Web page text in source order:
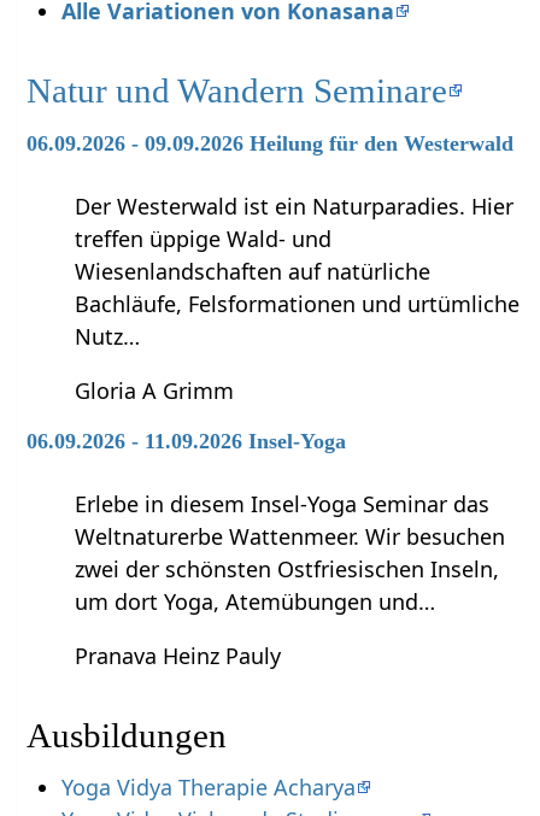
Alle Variationen von Konasana
Natur und Wandern Seminare
06.09.2026 - 09.09.2026 Heilung für den Westerwald
Der Westerwald ist ein Naturparadies. Hier
treffen üppige Wald- und
Wiesenlandschaften auf natürliche
Bachläufe, Felsformationen und urtümliche
Nutz…
Gloria A Grimm
06.09.2026 - 11.09.2026 Insel-Yoga
Erlebe in diesem Insel-Yoga Seminar das
Weltnaturerbe Wattenmeer. Wir besuchen
zwei der schönsten Ostfriesischen Inseln,
um dort Yoga, Atemübungen und…
Pranava Heinz Pauly
Ausbildungen
Yoga Vidya Therapie Acharya